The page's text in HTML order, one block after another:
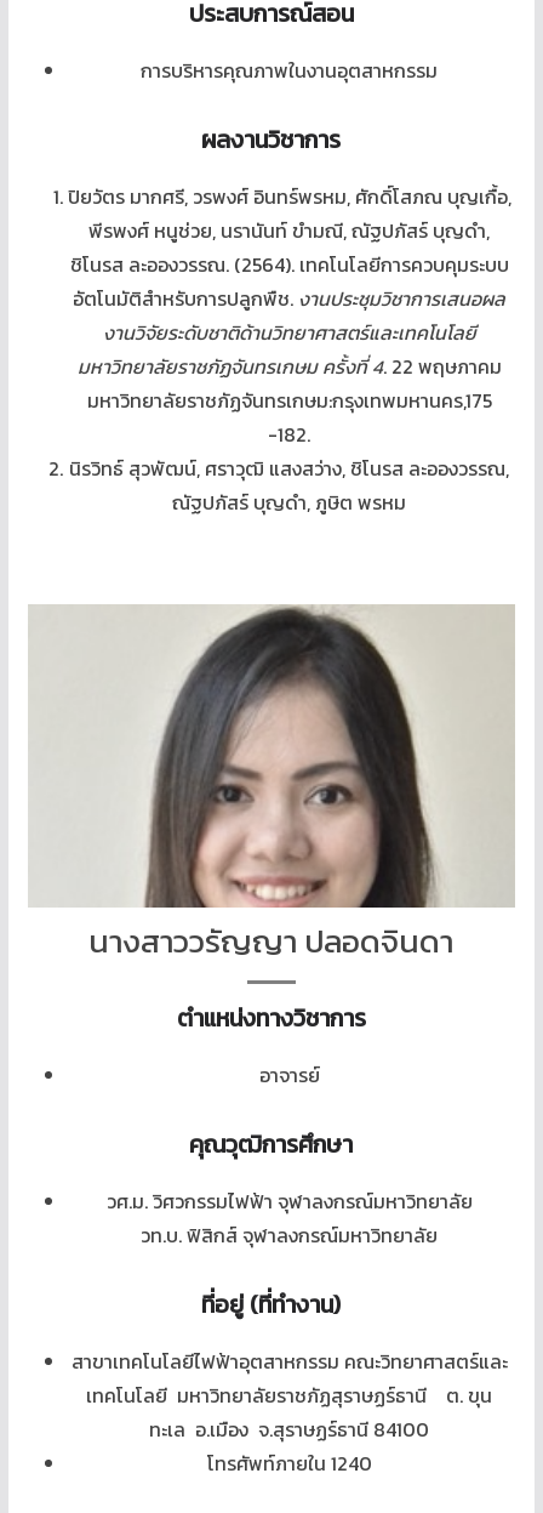
ประสบการณ์สอน
การบริหารคุณภาพในงานอุตสาหกรรม
ผลงานวิชาการ
ปิยวัตร มากศรี, วรพงศ์ อินทร์พรหม, ศักดิ์โสภณ บุญเกื้อ,
พีรพงศ์ หนูช่วย, นรานันท์ ขำมณี, ณัฐปภัสร์ บุญดำ,
ชิโนรส ละอองวรรณ. (2564). เทคโนโลยีการควบคุมระบบ
อัตโนมัติสำหรับการปลูกพืช. งานประชุมวิชาการเสนอผล
งานวิจัยระดับชาติด้านวิทยาศาสตร์และเทคโนโลยี
มหาวิทยาลัยราชภัฏจันทรเกษม ครั้งที่4. 22 พฤษภาคม
มหาวิทยาลัยราชภัฏจันทรเกษม:กรุงเทพมหานคร,175
-182.
นิรวิทธ์ สุวพัฒน์, ศราวุฒิ แสงสว่าง, ชิโนรส ละอองวรรณ,
ณัฐปภัสร์ บุญดำ, ภูษิต พรหม
นางสาววรัญญา ปลอดจินดา
ตำแหน่งทางวิชาการ
อาจารย์
คุณวุฒิการศึกษา
วศ.ม. วิศวกรรมไฟฟ้า จุฬาลงกรณ์มหาวิทยาลัย
วท.บ. ฟิสิกส์ จุฬาลงกรณ์มหาวิทยาลัย
ที่อยู่ (ที่ทำงาน)
สาขาเทคโนโลยีไฟฟ้าอุตสาหกรรม คณะวิทยาศาสตร์และ
เทคโนโลยี มหาวิทยาลัยราชภัฏสุราษฏร์ธานี ต. ขุน
ทะเล อ.เมือง จ.สุราษฏร์ธานี 84100
โทรศัพท์ภายใน 1240